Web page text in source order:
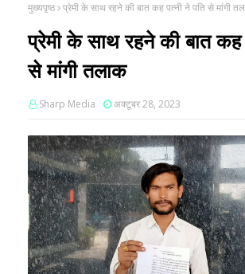
मुख्यपृष्ठ प्रेमी के साथ रहने की बात कह पत्नी ने पति से मांगी
प्रेमी के साथ रहने की बात कह
से मांगी तलाक
Sharp Media अक्टूबर 28, 2023